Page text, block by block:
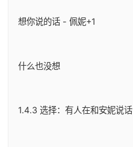
想你说的话 - 佩妮+1
什么也没想
1.4.3 选择：有人在和安妮说话